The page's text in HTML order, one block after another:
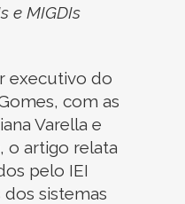
e MIGDIs
executivo do
com as
Varella e
o artigo relata
pelo IEI
dos sistemas